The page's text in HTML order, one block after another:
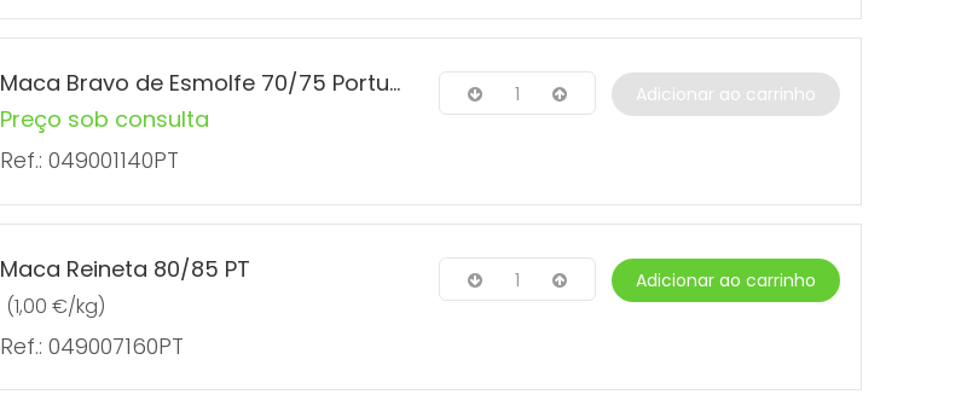
Maca Bravo de Esmolfe 70/75 Portugal
Preço sob consulta
Ref.: 049001140PT
1 Adicionar ao carrinho
Maca Reineta 80/85 PT
(1,00 €/kg)
Ref.: 049007160PT
1 Adicionar ao carrinho